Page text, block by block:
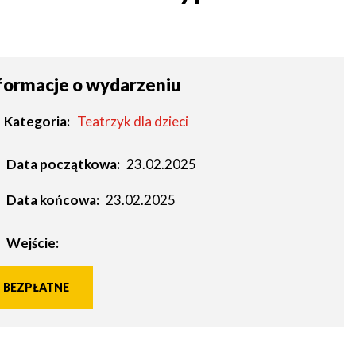
o wydarzeniu
Kategoria Teatrzyk dla dzieci
Data początkowa: 23.02.2025
Data końcowa: 23.02.2025
Wejście:
BEZPŁATNE